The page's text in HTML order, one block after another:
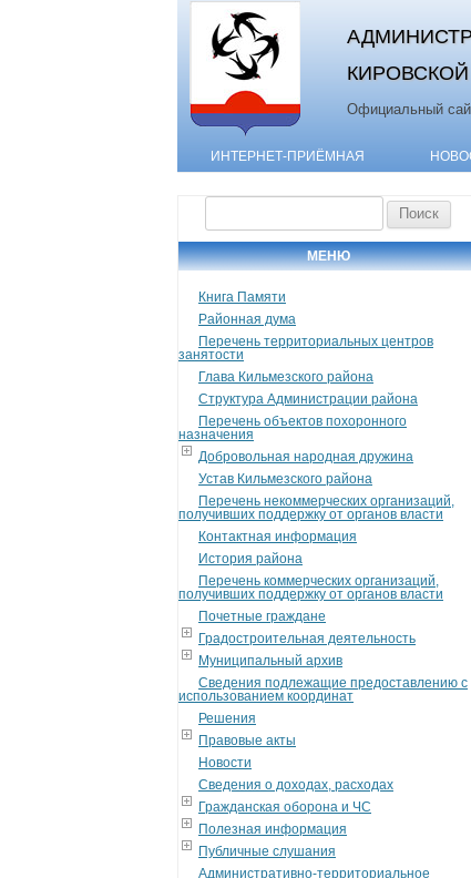
Официальный
ИНТЕРНЕТ-ПРИЁМНАЯ
МЕНЮ
Книга Памяти
Районная дума
Перечень территориальных центров
занятости
Глава Кильмезского района
Структура Администрации района
Перечень объектов похоронного
назначения
Добровольная народная дружина
Устав Кильмезского района
Перечень некоммерческих организаций,
получивших поддержку от органов власти
Контактная информация
История района
Перечень коммерческих организаций,
получивших поддержку от органов власти
Почетные граждане
Градостроительная деятельность
Муниципальный архив
Сведения подлежащие предоставлению с
использованием координат
Решения
Правовые акты
Новости
Сведения о доходах, расходах
Гражданская оборона и ЧС
Полезная информация
Публичные слушания
Административно-территориальное